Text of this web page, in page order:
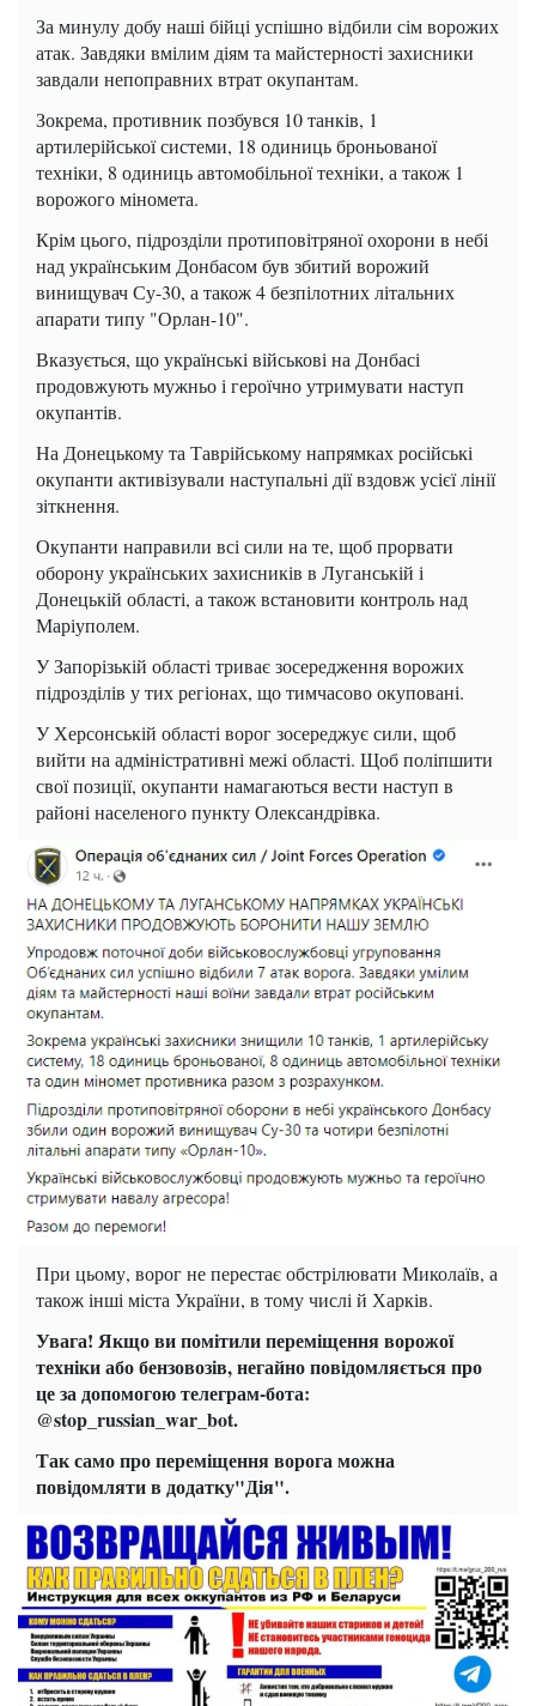
За минулу добу наші бійці успішно відбили сім ворожих
атак. Завдяки вмілим діям та майстерності захисники
завдали непоправних втрат окупантам.
Зокрема, противник позбувся 10 танків, 1
артилерійської системи, 18 одиниць броньованої
техніки, 8 одиниць автомобільної техніки, а також 1
ворожого міномета.
Крім цього, підрозділи протиповітряної охорони в небі
над українським Донбасом був збитий ворожий
винищувач Су-30, а також 4 безпілотних літальних
апарати типу "Орлан-10".
Вказується, що українські військові на Донбасі
продовжують мужньо і героїчно утримувати наступ
окупантів.
На Донецькому та Таврійському напрямках російські
окупанти активізували наступальні дії вздовж усієї лінії
зіткнення.
Окупанти направили всі сили на те, щоб прорвати
оборону українських захисників в Луганській і
Донецькій області, а також встановити контроль над
Маріуполем.
У Запорізькій області триває зосередження ворожих
підрозділів у тих регіонах, що тимчасово окуповані.
У Херсонській області ворог зосереджує сили, щоб
вийти на адміністративні межі області. Щоб поліпшити
свої позиції, окупанти намагаються вести наступ в
районі населеного пункту Олександрівка.
При цьому, ворог не перестає обстрілювати Миколаїв, а
також інші міста України, в тому числі й Харків.
Увага! Якщо ви помітили переміщення ворожої
техніки або бензовозів, негайно повідомляється про
це за допомогою телеграм-бота:
@stop_russian_war_bot.
Так само про переміщення ворога можна
повідомляти в додатку"Дія".